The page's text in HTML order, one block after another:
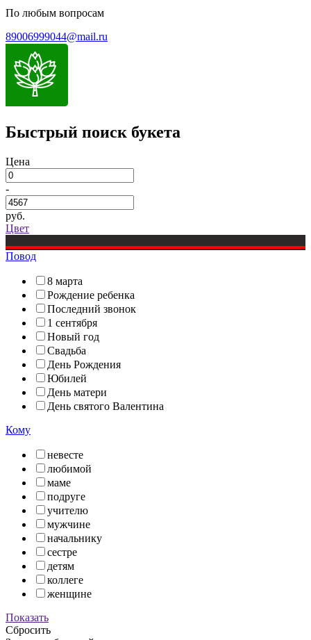
По любым вопросам
89006999044@mail.ru
Быстрый поиск букета
Цена
-
руб.
Цвет
Повод
8 марта
Рождение ребенка
Последний звонок
1 сентября
Новый год
Свадьба
День Рождения
Юбилей
День матери
День святого Валентина
Кому
невесте
любимой
маме
подруге
учителю
мужчине
начальнику
сестре
детям
коллеге
женщине
Показать
Сбросить